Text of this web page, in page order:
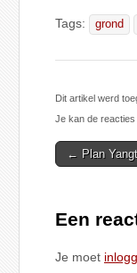
Tags: grond
Dit artikel werd
Je kan de
Post
← Plan
Een
Je moet